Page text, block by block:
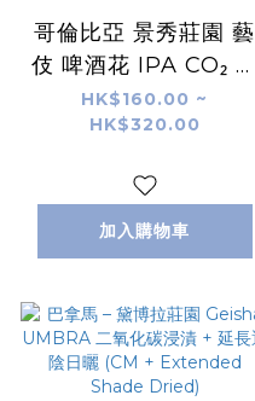
哥倫比亞 景秀莊園 藝
伎 啤酒花 IPA CO₂ 蜜
處理
HK$160.00 ~
HK$320.00
加入購物車